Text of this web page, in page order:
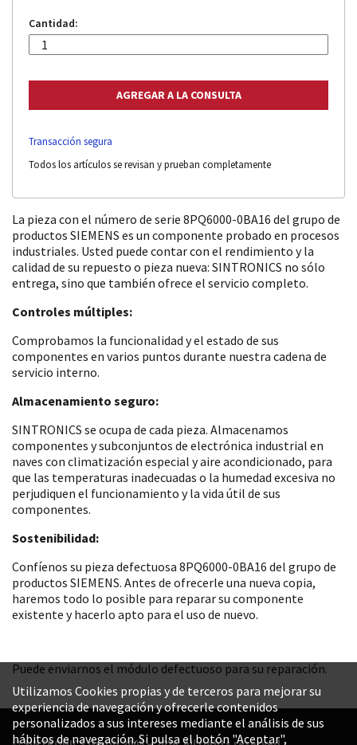
Cantidad:
Transacción segura
Todos los artículos se revisan y prueban completamente
La pieza con el número de serie 8PQ6000-0BA16 del grupo de
productos SIEMENS es un componente probado en procesos
industriales. Usted puede contar con el rendimiento y la
calidad de su repuesto o pieza nueva: SINTRONICS no sólo
entrega, sino que también ofrece el servicio completo.
Controles múltiples:
Comprobamos la funcionalidad y el estado de sus
componentes en varios puntos durante nuestra cadena de
servicio interno.
Almacenamiento seguro:
SINTRONICS se ocupa de cada pieza. Almacenamos
componentes y subconjuntos de electrónica industrial en
naves con climatización especial y aire acondicionado, para
que las temperaturas inadecuadas o la humedad excesiva no
perjudiquen el funcionamiento y la vida útil de sus
componentes.
Sostenibilidad:
Confíenos su pieza defectuosa 8PQ6000-0BA16 del grupo de
productos SIEMENS. Antes de ofrecerle una nueva copia,
haremos todo lo posible para reparar su componente
existente y hacerlo apto para el uso de nuevo.
Puede enviarnos el módulo defectuoso para su reparación.
Utilizamos Cookies propias y de terceros para mejorar su
experiencia de navegación y ofrecerle contenidos
personalizados a sus intereses mediante el análisis de sus
hábitos de navegación. Si pulsa el botón "Aceptar",